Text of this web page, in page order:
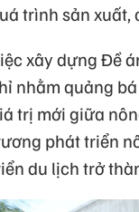
trình sản xuất,
xây dựng Đề
nhằm quảng
trị mới giữa
phát triển
du lịch trở